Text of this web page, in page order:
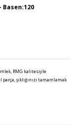
Basen:120
RMG kalitesiyle
şıklığınızı tamamlamak